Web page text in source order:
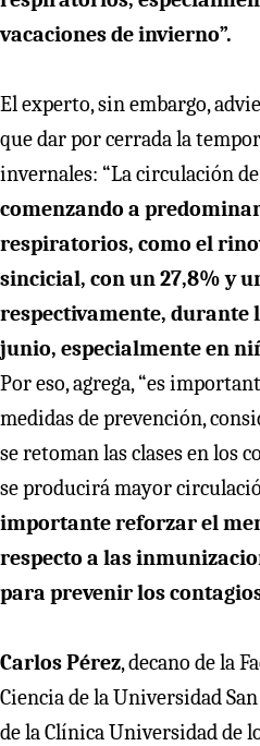
vacaciones de invierno”.
El experto, sin embargo,
que dar por cerrada la
invernales: “La circulación
comenzando a
respiratorios, como el
sincicial, con un 27,8% y
respectivamente, durante
junio, especialmente en
Por eso, agrega, “es
medidas de prevención,
se retoman las clases en los
se producirá mayor
importante reforzar el
respecto a las
para prevenir los
Carlos Pérez, decano de la
Ciencia de la Universidad
de la Clínica Universidad de